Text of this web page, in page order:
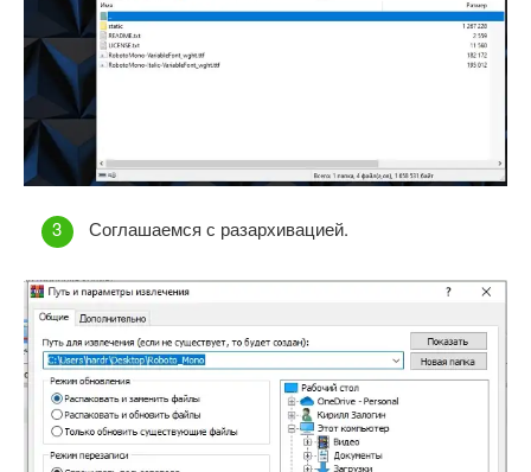
Соглашаемся с разархивацией.